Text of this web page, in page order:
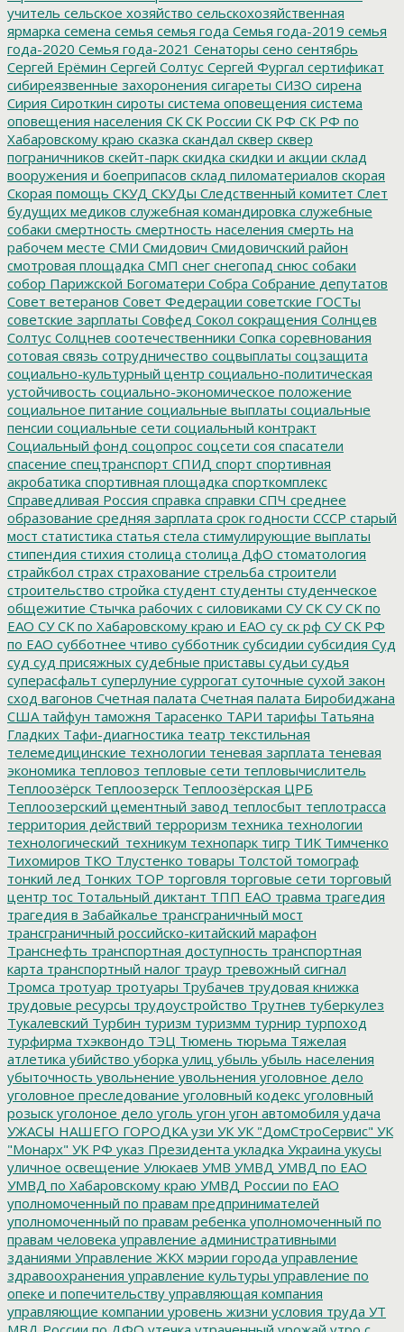
учитель сельское хозяйство сельскохозяйственная
ярмарка семена семья семья года Семья года-2019 семья
года-2020 Семья года-2021 Сенаторы сено сентябрь
Сергей Ерёмин Сергей Солтус Сергей Фургал сертификат
сибиреязвенные захоронения сигареты СИЗО сирена
Сирия Сироткин сироты система оповещения система
оповещения населения СК СК России СК РФ СК РФ по
Хабаровскому краю сказка скандал сквер сквер
пограничников скейт-парк скидка скидки и акции склад
вооружения и боеприпасов склад пиломатериалов скорая
Скорая помощь СКУД СКУДы Следственный комитет Слет
будущих медиков служебная командировка служебные
собаки смертность смертность населения смерть на
рабочем месте СМИ Смидович Смидовичский район
смотровая площадка СМП снег снегопад снюс собаки
собор Парижской Богоматери Собра Собрание депутатов
Совет ветеранов Совет Федерации советские ГОСТы
советские зарплаты Совфед Сокол сокращения Солнцев
Солтус Солцнев соотечественники Сопка соревнования
сотовая связь сотрудничество соцвыплаты соцзащита
социально-культурный центр социально-политическая
устойчивость социально-экономическое положение
социальное питание социальные выплаты социальные
пенсии социальные сети социальный контракт
Социальный фонд соцопрос соцсети соя спасатели
спасение спецтранспорт СПИД спорт спортивная
акробатика спортивная площадка спорткомплекс
Справедливая Россия справка справки СПЧ среднее
образование средняя зарплата срок годности СССР старый
мост статистика статья стела стимулирующие выплаты
стипендия стихия столица столица ДфО стоматология
страйкбол страх страхование стрельба строители
строительство стройка студент студенты студенческое
общежитие Стычка рабочих с силовиками СУ СК СУ СК по
ЕАО СУ СК по Хабаровскому краю и ЕАО су ск рф СУ СК РФ
по ЕАО субботнее чтиво субботник субсидии субсидия Суд
суд суд присяжных судебные приставы судьи судья
суперасфальт суперлуние суррогат суточные сухой закон
сход вагонов Счетная палата Счетная палата Биробиджана
США тайфун таможня Тарасенко ТАРИ тарифы Татьяна
Гладких Тафи-диагностика театр текстильная
телемедицинские технологии теневая зарплата теневая
экономика тепловоз тепловые сети тепловычислитель
Теплоозёрск Теплоозерск Теплоозёрская ЦРБ
Теплоозерский цементный завод теплосбыт теплотрасса
территория действий терроризм техника технологии
технологический_техникум технопарк тигр ТИК Тимченко
Тихомиров ТКО Тлустенко товары Толстой томограф
тонкий лед Тонких ТОР торговля торговые сети торговый
центр тос Тотальный диктант ТПП ЕАО травма трагедия
трагедия в Забайкалье трансграничный мост
трансграничный российско-китайский марафон
Транснефть транспортная доступность транспортная
карта транспортный налог траур тревожный сигнал
Тромса тротуар тротуары Трубачев трудовая книжка
трудовые ресурсы трудоустройство Трутнев туберкулез
Тукалевский Турбин туризм туризмм турнир турпоход
турфирма тхэквондо ТЭЦ Тюмень тюрьма Тяжелая
атлетика убийство уборка улиц убыль убыль населения
убыточность увольнение увольнения уголовное дело
уголовное преследование уголовный кодекс уголовный
розыск уголоное дело уголь угон угон автомобиля удача
УЖАСЫ НАШЕГО ГОРОДКА узи УК УК "ДомСтроСервис" УК
"Монарх" УК РФ указ Президента укладка Украина укусы
уличное освещение Улюкаев УМВ УМВД УМВД по ЕАО
УМВД по Хабаровскому краю УМВД России по ЕАО
уполномоченный по правам предпринимателей
уполномоченный по правам ребенка уполномоченный по
правам человека управление административными
зданиями Управление ЖКХ мэрии города управление
здравоохранения управление культуры управление по
опеке и попечительству управляющая компания
управляющие компании уровень жизни условия труда УТ